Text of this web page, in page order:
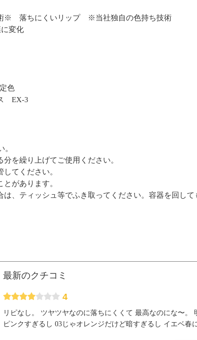
※ 落ちにくいリップ ※当社独自の色持ち技術
変化
色
EX-3
を繰り上げてご使用ください。
てください。
があります。
、ティッシュ等でふき取ってください。容器を回し
最新のクチコミ
4
リピなし。 ツヤツヤなのに落ちにくくて 最高なのにな〜。
ピンクすぎるし 03じゃオレンジだけど暗すぎるし イエベ春